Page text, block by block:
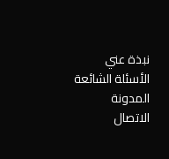
نبذة عني
الأسئلة الشائعة
المدونة
الاتصال